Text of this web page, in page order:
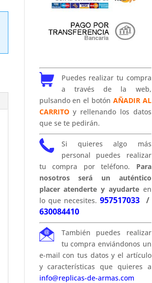
Puedes realizar tu compra
a través de la web,
pulsando en el botón AÑADIR AL
CARRITOy rellenando los datos
que se te pedirán.
Si quieres algo más
personal puedes realizar
tu compra por teléfono. Para
nosotros será un auténtico
placer atenderte y ayudarteen
lo que necesites.957517033 /
630084410
También puedes realizar
tu compra enviándonos un
e-mail con tus datos y el artículo
y características que quieres a
info@replicas-de-armas.com